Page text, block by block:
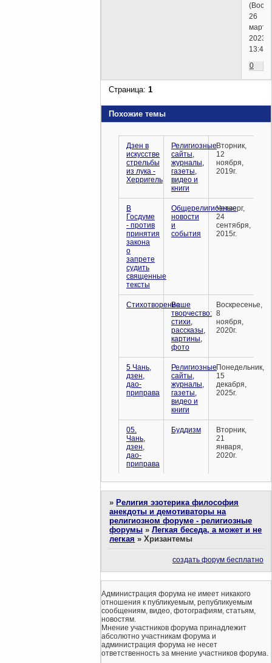
26
марта,
2023г.
13:44)
0
Страница:1
Похожие темы
Дзен в
искусстве
стрельбы
из лука -
Херригель
Религиозные
сайты,
журналы,
газеты,
видео и
книги
Вторник,
12
ноября,
2019г.
В
Госдуме
- против
принятия
закона
о
запрете
судить
священные
тексты
Общерелигиозные
новости
и
события
Четверг,
24
сентября,
2015г.
СтихотворениеВаше
творчество:
стихи,
рассказы,
картины,
фото
Воскресенье,
8
ноября,
2020г.
5 Чань,
дзен,
дао-
приправа
Религиозные
сайты,
журналы,
газеты,
видео и
книги
Понедельник,
15
декабря,
2025г.
05.
Чань,
дзен,
дао-
приправа
Буддизм
Вторник,
21
января,
2020г.
» Религия эзотерика философия
анекдоты и демотиваторы на
религиозном форуме - религиозные
форумы »Легкая беседа, а может и не
легкая »Хризантемы
создать форум бесплатно
Администрация форума не имеет никакого
отношения к публикуемым, републикуемым
сообщениям, видео, фотографиям, статьям,
новостям.
Мнение участников форума принадлежит
абсолютно участникам форума и
администрация форума не несет
ответственность за мнение участников форума.